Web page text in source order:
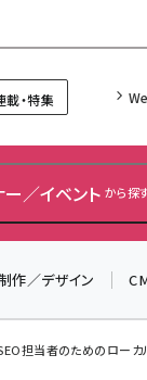
載・特集
ー／イベント から探
作／デザイン
担当者のためのローカ